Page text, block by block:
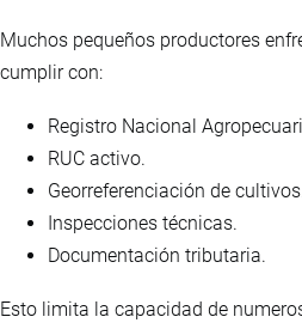
Muchos pequeños productores
cumplir con:
Registro Nacional
RUC activo.
Georreferenciación de
Inspecciones técnicas.
Documentación tributaria.
Esto limita la capacidad de